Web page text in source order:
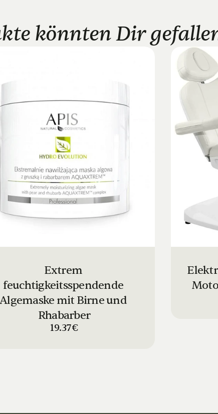
könnten Dir
Extrem
feuchtigkeitsspendende
Algemaske mit Birne und
Rhabarber
19.37€